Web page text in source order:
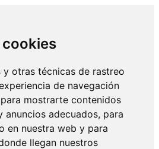
y otras técnicas de rastreo
de navegación
mostrarte contenidos
anuncios adecuados, para
en nuestra web y para
llegan nuestros